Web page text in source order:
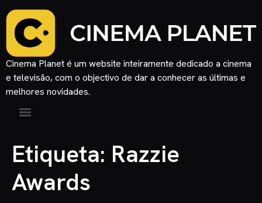
Cinema Planet é um website inteiramente dedicado a cinema
e televisão, com o objectivo de dar a conhecer as últimas e
melhores novidades.
Etiqueta: Razzie
Awards